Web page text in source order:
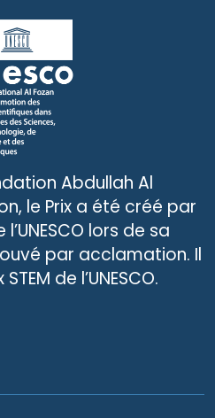
Abdullah Al
le Prix a été créé par
lors de sa
par acclamation. Il
de l’UNESCO.